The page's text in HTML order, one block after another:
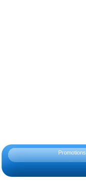
Promotions